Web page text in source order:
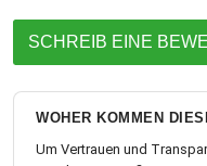
SCHREIB EINE
WOHER KOMMEN
Um Vertrauen und